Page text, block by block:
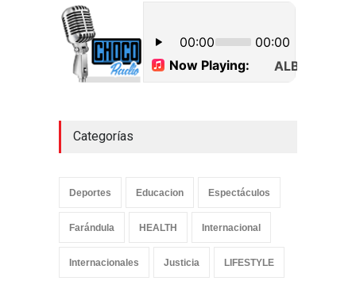
Categorías
Deportes Educacion Espectáculos
Farándula HEALTH Internacional
Internacionales Justicia LIFESTYLE